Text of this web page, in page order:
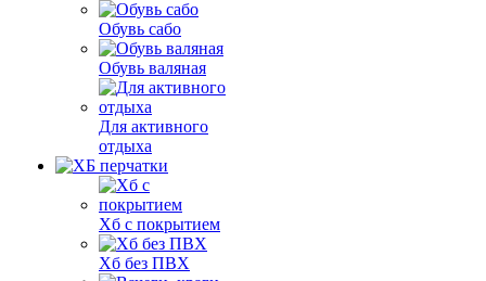
Обувь сабо
Обувь валяная
Для активного
отдыха
Хб с покрытием
Хб без ПВХ